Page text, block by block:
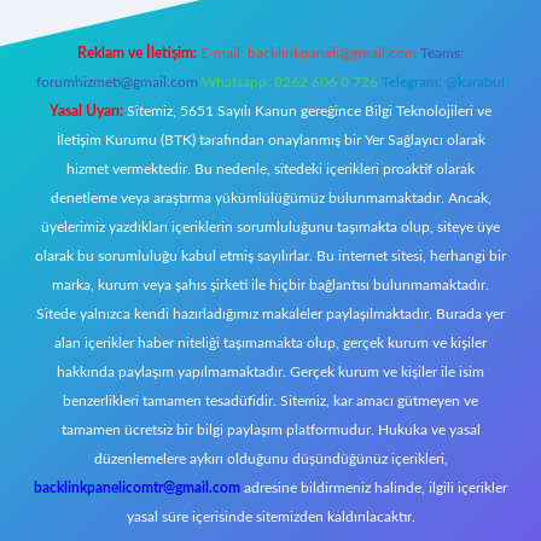
Reklam ve İletişim: E-mail: backlinkpaneli@gmail.com Teams:
forumhizmeti@gmail.com Whatsapp: 0262 606 0 726 Telegram: @karabul
Yasal Uyarı: Sitemiz, 5651 Sayılı Kanun gereğince Bilgi Teknolojileri ve
İletişim Kurumu (BTK) tarafından onaylanmış bir Yer Sağlayıcı olarak
hizmet vermektedir. Bu nedenle, sitedeki içerikleri proaktif olarak
denetleme veya araştırma yükümlülüğümüz bulunmamaktadır. Ancak,
üyelerimiz yazdıkları içeriklerin sorumluluğunu taşımakta olup, siteye üye
olarak bu sorumluluğu kabul etmiş sayılırlar. Bu internet sitesi, herhangi bir
marka, kurum veya şahıs şirketi ile hiçbir bağlantısı bulunmamaktadır.
Sitede yalnızca kendi hazırladığımız makaleler paylaşılmaktadır. Burada yer
alan içerikler haber niteliği taşımamakta olup, gerçek kurum ve kişiler
hakkında paylaşım yapılmamaktadır. Gerçek kurum ve kişiler ile isim
benzerlikleri tamamen tesadüfidir. Sitemiz, kar amacı gütmeyen ve
tamamen ücretsiz bir bilgi paylaşım platformudur. Hukuka ve yasal
düzenlemelere aykırı olduğunu düşündüğünüz içerikleri,
backlinkpanelicomtr@gmail.com adresine bildirmeniz halinde, ilgili içerikler
yasal süre içerisinde sitemizden kaldırılacaktır.